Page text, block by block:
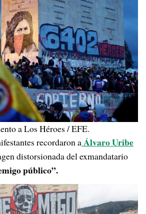
a Los Héroes / EFE.
recordaron aÁlvaro Uribe
distorsionada del exmandatario
público”.